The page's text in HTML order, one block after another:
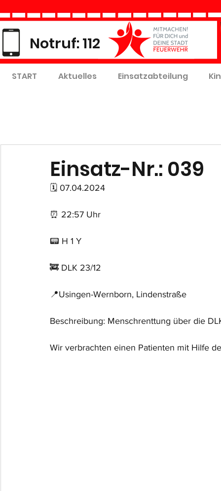
Notruf: 112
START Aktuelles Einsatzabteilung
Einsatz-Nr.: 039
🗓 07.04.2024
⏰ 22:57 Uhr
📟 H 1 Y
🚒 DLK 23/12
📍Usingen-Wernborn, Lindenstraße
Beschreibung: Menschrenttung über die
Wir verbrachten einen Patienten mit Hilfe